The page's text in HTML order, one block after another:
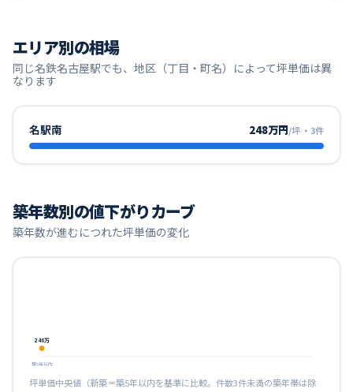
エリア別の相場
同じ名鉄名古屋駅でも、地区（丁目・町名）によって坪単価は異
なります
名駅南 248万円/坪 ・ 3件
築年数別の値下がりカーブ
築年数が進むにつれた坪単価の変化
248万
築5年以内
坪単価中央値（新築＝築5年以内を基準に比較。件数3件未満の築年帯は除